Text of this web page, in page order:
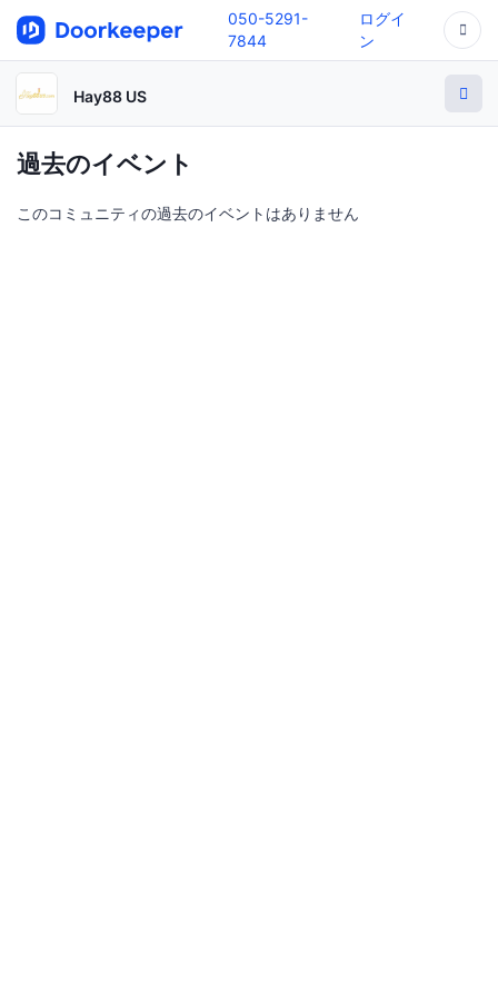
050-5291-
7844
ログイ
ン
Hay88 US
過去のイベント
このコミュニティの過去のイベントはありません